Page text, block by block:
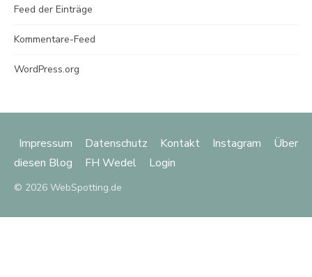
Feed der Einträge
Kommentare-Feed
WordPress.org
Impressum Datenschutz Kontakt Instagram
Über
diesen Blog
FH Wedel Login
© 2026 WebSpotting.de